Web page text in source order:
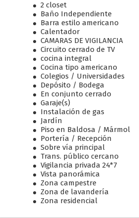
2 closet
Baño Independiente
Barra estilo americano
Calentador
CAMARAS DE VIGILANCIA
Circuito cerrado de TV
cocina integral
Cocina tipo americano
Colegios / Universidades
Depósito / Bodega
En conjunto cerrado
Garaje(s)
Instalación de gas
Jardín
Piso en Baldosa / Mármol
Portería / Recepción
Sobre vía principal
Trans. público cercano
Vigilancia privada 24*7
Vista panorámica
Zona campestre
Zona de lavandería
Zona residencial